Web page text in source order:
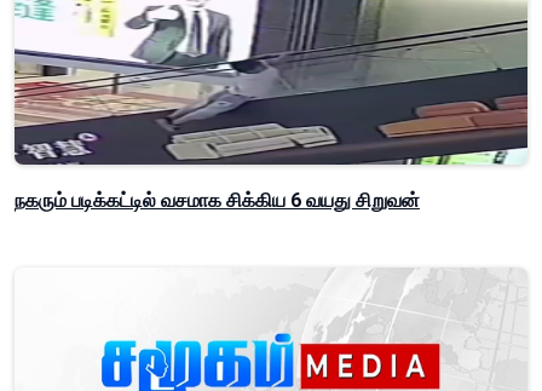
நகரும் படிக்கட்டில் வசமாக சிக்கிய 6 வயது சிறுவன்